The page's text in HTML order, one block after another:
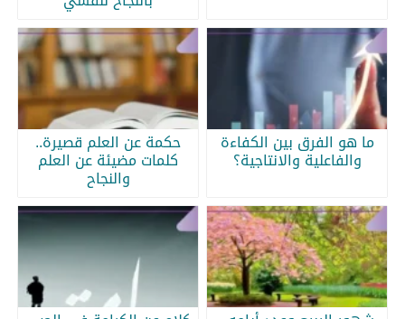
ما هو الفرق بين الكفاءة
والفاعلية والانتاجية؟
حكمة عن العلم قصيرة..
كلمات مضيئة عن العلم
والنجاح